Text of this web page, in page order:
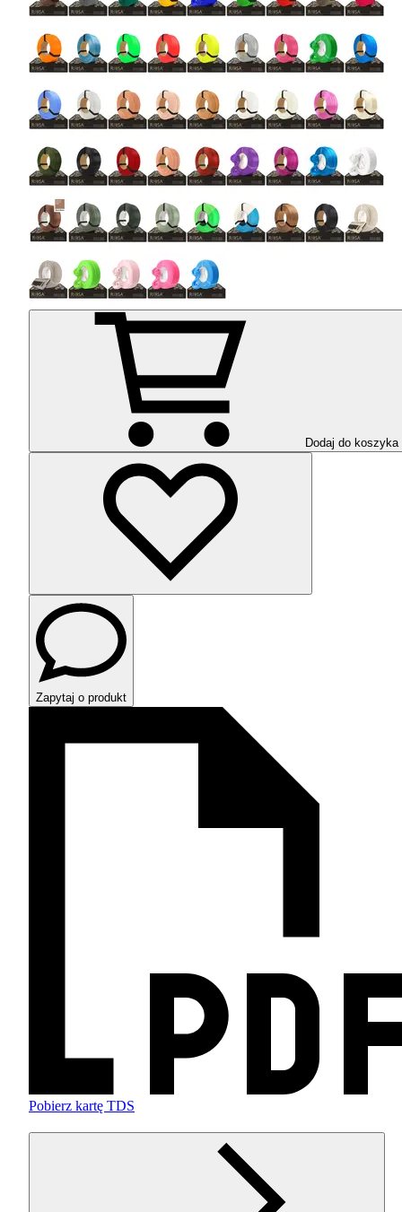
Dodaj do koszyka
Zapytaj o produkt
Pobierz kartę TDS